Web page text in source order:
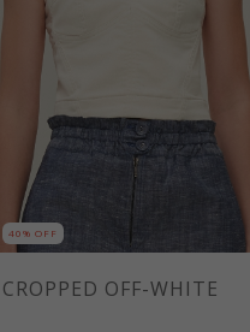
40% OFF
CROPPED OFF-WHITE